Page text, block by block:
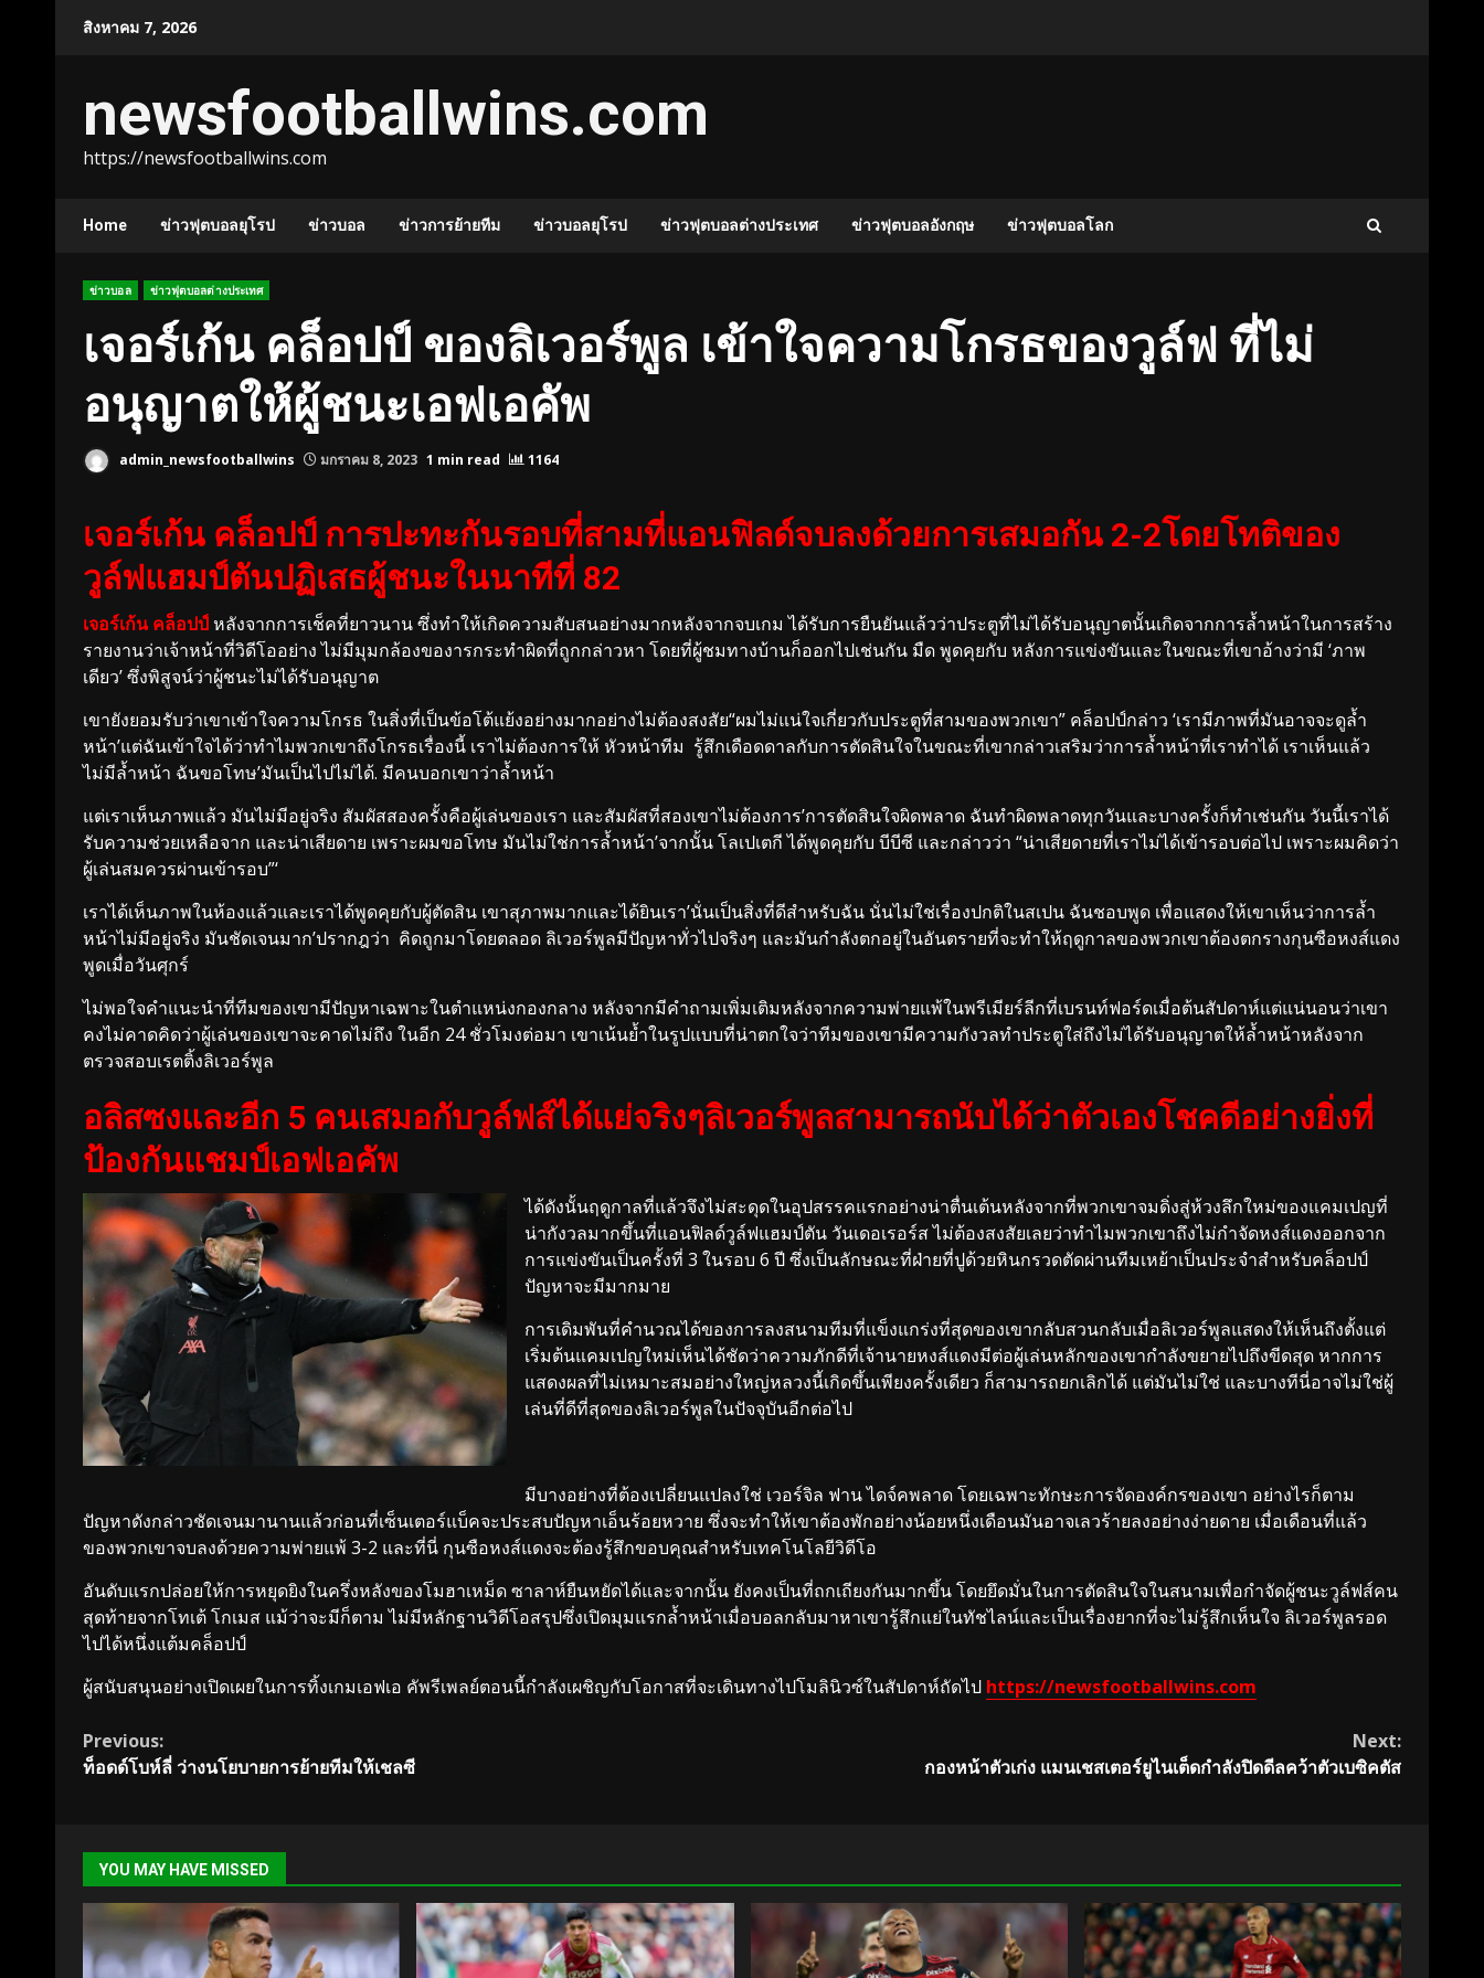
สิงหาคม 7, 2026
newsfootballwins.com
https://newsfootballwins.com
Home ข่าวฟุตบอลยุโรป ข่าวบอล ข่าวการย้ายทีม ข่าวบอลยุโรป ข่าวฟุตบอลต่างประเทศ ข่าวฟุตบอลอังกฤษ ข่าวฟุตบอลโลก
ข่าวบอล ข่าวฟุตบอลต่างประเทศ
เจอร์เก้น คล็อปป์ ของลิเวอร์พูล เข้าใจความโกรธของวูล์ฟ ที่ไม่
อนุญาตให้ผู้ชนะเอฟเอคัพ
admin_newsfootballwins มกราคม 8, 2023 1 min read 1164
เจอร์เก้น คล็อปป์ การปะทะกันรอบที่สามที่แอนฟิลด์จบลงด้วยการเสมอกัน 2-2โดยโทติของ
วูล์ฟแฮมป์ตันปฏิเสธผู้ชนะในนาทีที่ 82
เจอร์เก้น คล็อปป์หลังจากการเช็คที่ยาวนาน ซึ่งทำให้เกิดความสับสนอย่างมากหลังจากจบเกม ได้รับการยืนยันแล้วว่าประตูที่ไม่ได้รับอนุญาตนั้นเกิดจากการล้ำหน้าในการสร้าง
รายงานว่าเจ้าหน้าที่วิดีโออย่าง ไม่มีมุมกล้องของารกระทำผิดที่ถูกกล่าวหา โดยที่ผู้ชมทางบ้านก็ออกไปเช่นกัน มืด พูดคุยกับ หลังการแข่งขันและในขณะที่เขาอ้างว่ามี ‘ภาพ
เดียว’ ซึ่งพิสูจน์ว่าผู้ชนะไม่ได้รับอนุญาต
เขายังยอมรับว่าเขาเข้าใจความโกรธ ในสิ่งที่เป็นข้อโต้แย้งอย่างมากอย่างไม่ต้องสงสัย“ผมไม่แน่ใจเกี่ยวกับประตูที่สามของพวกเขา” คล็อปป์กล่าว ‘เรามีภาพที่มันอาจจะดูล้ำ
หน้า’แต่ฉันเข้าใจได้ว่าทำไมพวกเขาถึงโกรธเรื่องนี้ เราไม่ต้องการให้ หัวหน้าทีม รู้สึกเดือดดาลกับการตัดสินใจในขณะที่เขากล่าวเสริมว่าการล้ำหน้าที่เราทำได้ เราเห็นแล้ว
ไม่มีล้ำหน้า ฉันขอโทษ’มันเป็นไปไม่ได้. มีคนบอกเขาว่าล้ำหน้า
แต่เราเห็นภาพแล้ว มันไม่มีอยู่จริง สัมผัสสองครั้งคือผู้เล่นของเรา และสัมผัสที่สองเขาไม่ต้องการ’การตัดสินใจผิดพลาด ฉันทำผิดพลาดทุกวันและบางครั้งก็ทำเช่นกัน วันนี้เราได้
รับความช่วยเหลือจาก และน่าเสียดาย เพราะผมขอโทษ มันไม่ใช่การล้ำหน้า’จากนั้น โลเปเตกี ได้พูดคุยกับ บีบีซี และกล่าวว่า “น่าเสียดายที่เราไม่ได้เข้ารอบต่อไป เพราะผมคิดว่า
ผู้เล่นสมควรผ่านเข้ารอบ”‘
เราได้เห็นภาพในห้องแล้วและเราได้พูดคุยกับผู้ตัดสิน เขาสุภาพมากและได้ยินเรา’นั่นเป็นสิ่งที่ดีสำหรับฉัน นั่นไม่ใช่เรื่องปกติในสเปน ฉันชอบพูด เพื่อแสดงให้เขาเห็นว่าการล้ำ
หน้าไม่มีอยู่จริง มันชัดเจนมาก’ปรากฎว่า คิดถูกมาโดยตลอด ลิเวอร์พูลมีปัญหาทั่วไปจริงๆ และมันกำลังตกอยู่ในอันตรายที่จะทำให้ฤดูกาลของพวกเขาต้องตกรางกุนซือหงส์แดง
พูดเมื่อวันศุกร์
ไม่พอใจคำแนะนำที่ทีมของเขามีปัญหาเฉพาะในตำแหน่งกองกลาง หลังจากมีคำถามเพิ่มเติมหลังจากความพ่ายแพ้ในพรีเมียร์ลีกที่เบรนท์ฟอร์ดเมื่อต้นสัปดาห์แต่แน่นอนว่าเขา
คงไม่คาดคิดว่าผู้เล่นของเขาจะคาดไม่ถึง ในอีก 24 ชั่วโมงต่อมา เขาเน้นย้ำในรูปแบบที่น่าตกใจว่าทีมของเขามีความกังวลทำประตูใส่ถึงไม่ได้รับอนุญาตให้ล้ำหน้าหลังจาก
ตรวจสอบเรตติ้งลิเวอร์พูล
อลิสซงและอีก 5 คนเสมอกับวูล์ฟส์ได้แย่จริงๆลิเวอร์พูลสามารถนับได้ว่าตัวเองโชคดีอย่างยิ่งที่
ป้องกันแชมป์เอฟเอคัพ
ได้ดังนั้นฤดูกาลที่แล้วจึงไม่สะดุดในอุปสรรคแรกอย่างน่าตื่นเต้นหลังจากที่พวกเขาจมดิ่งสู่ห้วงลึกใหม่ของแคมเปญที่
น่ากังวลมากขึ้นที่แอนฟิลด์วูล์ฟแฮมป์ตัน วันเดอเรอร์ส ไม่ต้องสงสัยเลยว่าทำไมพวกเขาถึงไม่กำจัดหงส์แดงออกจาก
การแข่งขันเป็นครั้งที่ 3 ในรอบ 6 ปี ซึ่งเป็นลักษณะที่ฝ่ายที่ปูด้วยหินกรวดตัดผ่านทีมเหย้าเป็นประจำสำหรับคล็อปป์
ปัญหาจะมีมากมาย
การเดิมพันที่คำนวณได้ของการลงสนามทีมที่แข็งแกร่งที่สุดของเขากลับสวนกลับเมื่อลิเวอร์พูลแสดงให้เห็นถึงตั้งแต่
เริ่มต้นแคมเปญใหม่เห็นได้ชัดว่าความภักดีที่เจ้านายหงส์แดงมีต่อผู้เล่นหลักของเขากำลังขยายไปถึงขีดสุด หากการ
แสดงผลที่ไม่เหมาะสมอย่างใหญ่หลวงนี้เกิดขึ้นเพียงครั้งเดียว ก็สามารถยกเลิกได้ แต่มันไม่ใช่ และบางทีนี่อาจไม่ใช่ผู้
เล่นที่ดีที่สุดของลิเวอร์พูลในปัจจุบันอีกต่อไป
มีบางอย่างที่ต้องเปลี่ยนแปลงใช่ เวอร์จิล ฟาน ไดจ์คพลาด โดยเฉพาะทักษะการจัดองค์กรของเขา อย่างไรก็ตาม
ปัญหาดังกล่าวชัดเจนมานานแล้วก่อนที่เซ็นเตอร์แบ็คจะประสบปัญหาเอ็นร้อยหวาย ซึ่งจะทำให้เขาต้องพักอย่างน้อยหนึ่งเดือนมันอาจเลวร้ายลงอย่างง่ายดาย เมื่อเดือนที่แล้ว
ของพวกเขาจบลงด้วยความพ่ายแพ้ 3-2 และที่นี่ กุนซือหงส์แดงจะต้องรู้สึกขอบคุณสำหรับเทคโนโลยีวิดีโอ
อันดับแรกปล่อยให้การหยุดยิงในครึ่งหลังของโมฮาเหม็ด ซาลาห์ยืนหยัดได้และจากนั้น ยังคงเป็นที่ถกเถียงกันมากขึ้น โดยยึดมั่นในการตัดสินใจในสนามเพื่อกำจัดผู้ชนะวูล์ฟส์คน
สุดท้ายจากโทเต้ โกเมส แม้ว่าจะมีก็ตาม ไม่มีหลักฐานวิดีโอสรุปซึ่งเปิดมุมแรกล้ำหน้าเมื่อบอลกลับมาหาเขารู้สึกแย่ในทัชไลน์และเป็นเรื่องยากที่จะไม่รู้สึกเห็นใจ ลิเวอร์พูลรอด
ไปได้หนึ่งแต้มคล็อปป์
ผู้สนับสนุนอย่างเปิดเผยในการทิ้งเกมเอฟเอ คัพรีเพลย์ตอนนี้กำลังเผชิญกับโอกาสที่จะเดินทางไปโมลินิวซ์ในสัปดาห์ถัดไป https://newsfootballwins.com
Continue
Previous:
ท็อดด์โบห์ลี่ ว่างนโยบายการย้ายทีมให้เชลซี
Next:
กองหน้าตัวเก่ง แมนเชสเตอร์ยูไนเต็ดกำลังปิดดีลคว้าตัวเบซิคตัส
YOU MAY HAVE MISSED